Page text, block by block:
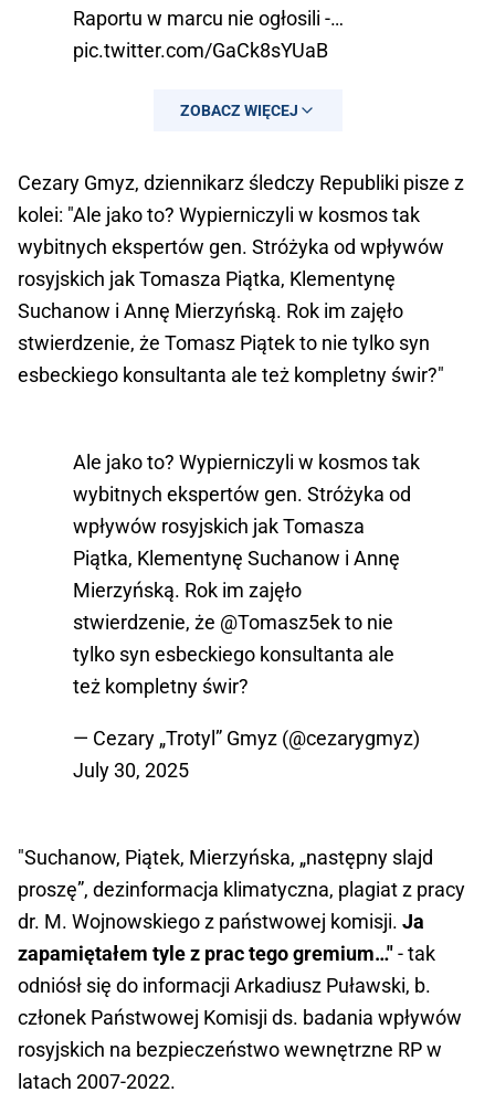
Raportu w marcu nie ogłosili -…
pic.twitter.com/GaCk8sYUaB
— Sławomir Cenckiewicz
ZOBACZ WIĘCEJ
Cezary Gmyz, dziennikarz śledczy Republiki pisze z
kolei: "Ale jako to? Wypierniczyli w kosmos tak
wybitnych ekspertów gen. Stróżyka od wpływów
rosyjskich jak Tomasza Piątka, Klementynę
Suchanow i Annę Mierzyńską. Rok im zajęło
stwierdzenie, że Tomasz Piątek to nie tylko syn
esbeckiego konsultanta ale też kompletny świr?"
Ale jako to? Wypierniczyli w kosmos tak
wybitnych ekspertów gen. Stróżyka od
wpływów rosyjskich jak Tomasza
Piątka, Klementynę Suchanow i Annę
Mierzyńską. Rok im zajęło
stwierdzenie, że @Tomasz5ekto nie
tylko syn esbeckiego konsultanta ale
też kompletny świr?
— Cezary „Trotyl” Gmyz (@cezarygmyz)
July 30, 2025
"Suchanow, Piątek, Mierzyńska, „następny slajd
proszę”, dezinformacja klimatyczna, plagiat z pracy
dr. M. Wojnowskiego z państwowej komisji. Ja
zapamiętałem tyle z prac tego gremium…"- tak
odniósł się do informacji Arkadiusz Puławski, b.
członek Państwowej Komisji ds. badania wpływów
rosyjskich na bezpieczeństwo wewnętrzne RP w
latach 2007-2022.